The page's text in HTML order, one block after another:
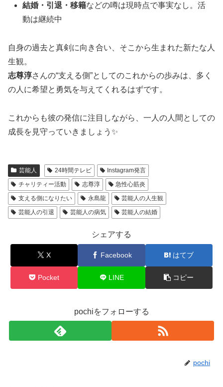
結婚・引退・移籍などの噂は現時点で事実なし。活
動は継続中
自身の過去と真剣に向き合い、そこから生まれた新たな人
生観。
志尊淳さんの“支える側”としてのこれからの歩みは、多く
の人に希望と勇気を与えてくれるはずです。
これからも彼の発信に注目しながら、一人の人間としての
成長を見守っていきましょう✨
芸能人 24時間テレビ
Instagram発言
チャリティー活動
志尊淳
急性心筋炎
支える側になりたい
永島龍
芸能人の人生観
芸能人の引退
芸能人の病気 芸能人の結婚
シェアする
X Facebook はてブ
Pocket LINE コピー
pochiをフォローする
pochi